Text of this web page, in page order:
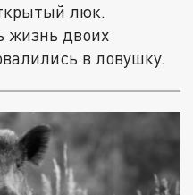
люк.
жизнь двоих
в ловушку.